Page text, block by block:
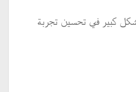
بشكل كبير في تحسين تجربة